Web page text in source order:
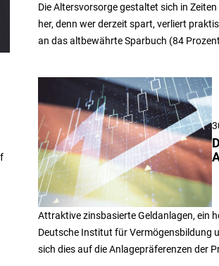
Die Altersvorsorge gestaltet sich in
her, denn wer derzeit spart, verliert
an das altbewährte Sparbuch (84
Attraktive zinsbasierte Geldanlagen, ein
Deutsche Institut für Vermögensbildung
sich dies auf die Anlagepräferenzen der